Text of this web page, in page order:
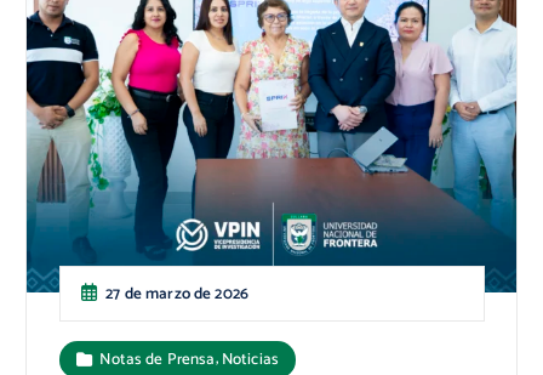
27 de marzo de 2026
Notas de Prensa,Noticias